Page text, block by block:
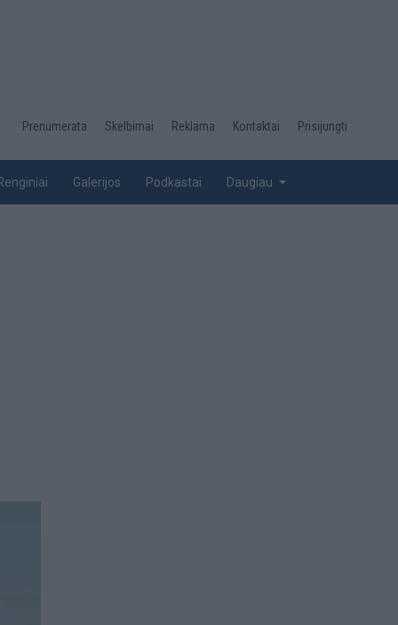
Desktop
top
Prenumerata Skelbimai Reklama Kontaktai Prisijungti
Galerijos Podkastai Daugiau